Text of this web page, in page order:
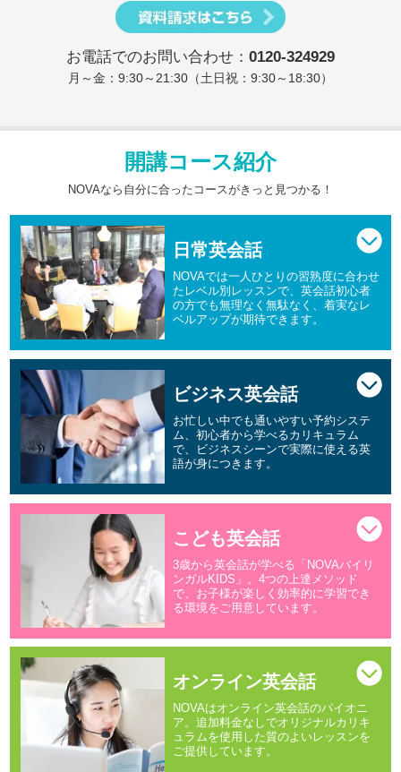
お電話でのお問い合わせ： 0120-324929
月～金：9:30～21:30（土日祝：9:30～18:30）
開講コース紹介
NOVAなら自分に合ったコースがきっと見つかる！
日常英会話
NOVAでは一人ひとりの習熟度に合わせ
たレベル別レッスンで、英会話初心者
の方でも無理なく無駄なく、着実なレ
ベルアップが期待できます。
ビジネス英会話
お忙しい中でも通いやすい予約システ
ム、初心者から学べるカリキュラム
で、ビジネスシーンで実際に使える英
語が身につきます。
こども英会話
3歳から英会話が学べる「NOVAバイリ
ンガルKIDS」。4つの上達メソッド
で、お子様が楽しく効率的に学習でき
る環境をご用意しています。
オンライン英会話
NOVAはオンライン英会話のパイオニ
ア。追加料金なしでオリジナルカリキ
ュラムを使用した質のよいレッスンを
ご提供しています。